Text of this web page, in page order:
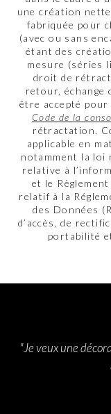
une création
fabriquée pour
(avec ou sans
étant des
mesure (séries
droit de
retour, échange
être accepté pour
Code de la
rétractation.
applicable en
notamment la loi
relative à
et le
relatif à la
des Données
d’accès, de
portabilité
"Je veux une